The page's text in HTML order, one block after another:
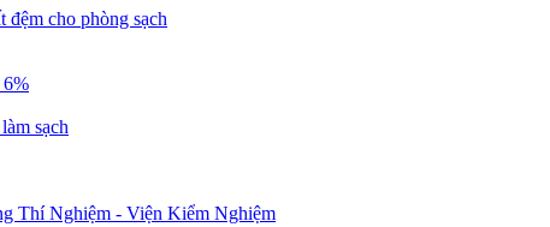
cho phòng sạch
sạch
Thí Nghiệm - Viện Kiểm Nghiệm